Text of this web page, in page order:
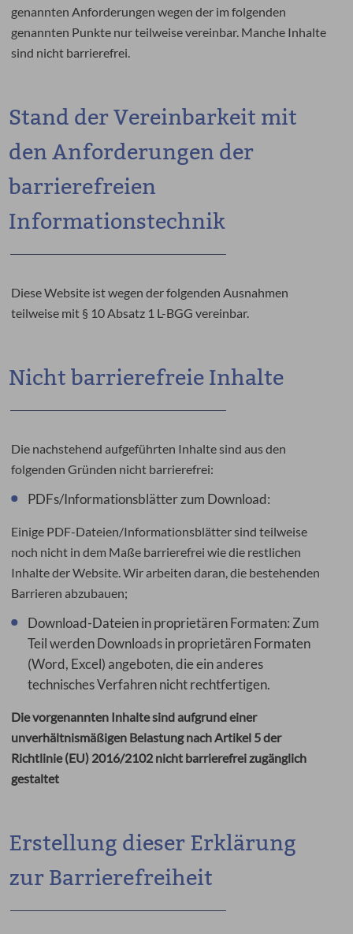
genannten Anforderungen wegen der im folgenden
genannten Punkte nur teilweise vereinbar. Manche Inhalte
sind nicht barrierefrei.
Stand der Vereinbarkeit mit
den Anforderungen der
barrierefreien
Informationstechnik
Diese Website ist wegen der folgenden Ausnahmen
teilweise mit § 10 Absatz 1 L-BGG vereinbar.
Nicht barrierefreie Inhalte
Die nachstehend aufgeführten Inhalte sind aus den
folgenden Gründen nicht barrierefrei:
PDFs/Informationsblätter zum Download:
Einige PDF-Dateien/Informationsblätter sind teilweise
noch nicht in dem Maße barrierefrei wie die restlichen
Inhalte der Website. Wir arbeiten daran, die bestehenden
Barrieren abzubauen;
Download-Dateien in proprietären Formaten: Zum
Teil werden Downloads in proprietären Formaten
(Word, Excel) angeboten, die ein anderes
technisches Verfahren nicht rechtfertigen.
Die vorgenannten Inhalte sind aufgrund einer
unverhältnismäßigen Belastung nach Artikel 5 der
Richtlinie (EU) 2016/2102 nicht barrierefrei zugänglich
gestaltet
Erstellung dieser Erklärung
zur Barrierefreiheit